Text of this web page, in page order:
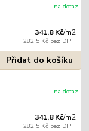
341,8 Kč/m2
282,5 Kč bez DPH
na dotaz
Přidat do košíku
341,8 Kč/m2
282,5 Kč bez DPH
na dotaz